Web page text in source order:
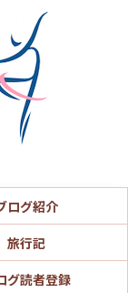
ログ紹介
旅行記
グ読者登録